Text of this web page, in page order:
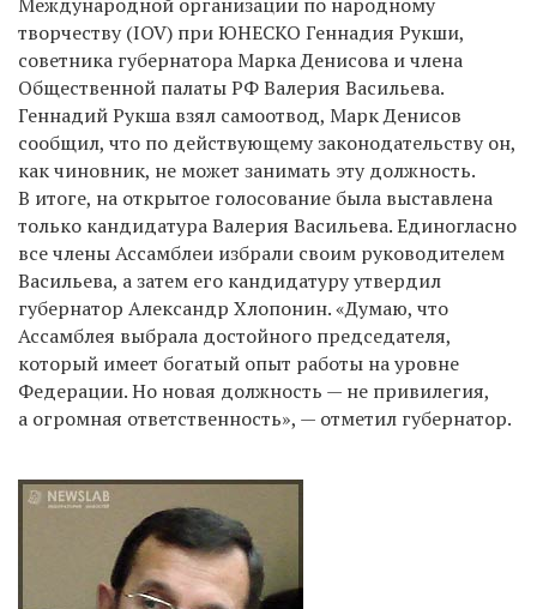
творчеству (IOV) при ЮНЕСКО Геннадия Рукши,
советника губернатора Марка Денисова и члена
Общественной палаты РФ Валерия Васильева.
Геннадий Рукша взял самоотвод, Марк Денисов
сообщил, что по действующему законодательству он,
как чиновник, не может занимать эту должность.
В итоге, на открытое голосование была выставлена
только кандидатура Валерия Васильева. Единогласно
все члены Ассамблеи избрали своим руководителем
Васильева, а затем его кандидатуру утвердил
губернатор Александр Хлопонин. «Думаю, что
Ассамблея выбрала достойного председателя,
который имеет богатый опыт работы на уровне
Федерации. Но новая должность — не привилегия,
а огромная ответственность», — отметил губернатор.